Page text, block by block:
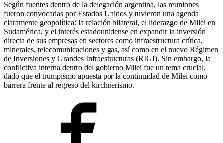
Según fuentes dentro de la delegación argentina, las reuniones
fueron convocadas por Estados Unidos y tuvieron una agenda
claramente geopolítica: la relación bilateral, el liderazgo de Milei en
Sudamérica, y el interés estadounidense en expandir la inversión
directa de sus empresas en sectores como infraestructura crítica,
minerales, telecomunicaciones y gas, así como en el nuevo Régimen
de Inversiones y Grandes Infraestructuras (RIGI). Sin embargo, la
conflictiva interna dentro del gobierno Milei fue un tema crucial,
dado que el trumpismo apuesta por la continuidad de Milei como
barrera frente al regreso del kirchnerismo.